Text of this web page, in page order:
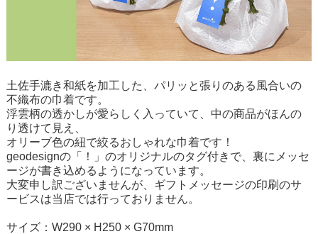
土佐手漉き和紙を加工した、パリッと張りのある風合いの
不織布の巾着です。
浮雲柄の透かしが愛らしく入っていて、中の商品がほんの
り透けて見え、
オリーブ色の紐で絞るおしゃれな巾着です！
geodesignの「！」のオリジナルのタグ付きで、裏にメッセ
ージが書き込めるようになっています。
大変申し訳ございませんが、ギフトメッセージの印刷のサ
ービスは当店では行っておりません。
サイズ：W290 × H250 × G70mm